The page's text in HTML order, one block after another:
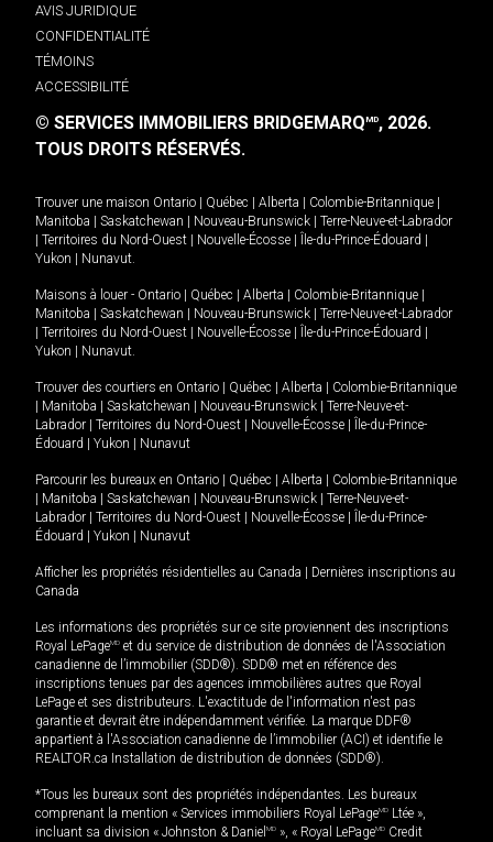
AVIS JURIDIQUE
CONFIDENTIALITÉ
TÉMOINS
ACCESSIBILITÉ
© SERVICES IMMOBILIERS BRIDGEMARQMD, 2026.
TOUS DROITS RÉSERVÉS.
Trouver une maison Ontario Québec Alberta Colombie-Britannique
Manitoba
Saskatchewan Nouveau-Brunswick
Terre-Neuve-et-Labrador
Territoires du Nord-Ouest Nouvelle-Écosse Île-du-Prince-Édouard
Yukon
Nunavut.
Maisons à louer - Ontario Québec Alberta Colombie-Britannique
Manitoba
Saskatchewan Nouveau-Brunswick
Terre-Neuve-et-Labrador
Territoires du Nord-Ouest Nouvelle-Écosse Île-du-Prince-Édouard
Yukon
Nunavut.
Trouver des courtiers en Ontario Québec Alberta
Colombie-Britannique
Manitoba Saskatchewan Nouveau-Brunswick
Terre-Neuve-et-
Labrador
Territoires du Nord-Ouest Nouvelle-Écosse
Île-du-Prince-
Édouard
Yukon Nunavut
Parcourir les bureaux en Ontario Québec Alberta
Colombie-Britannique
Manitoba Saskatchewan Nouveau-Brunswick
Terre-Neuve-et-
Labrador
Territoires du Nord-Ouest Nouvelle-Écosse
Île-du-Prince-
Édouard
Yukon Nunavut
Afficher les propriétés résidentielles au Canada
Dernières inscriptions au
Canada
Les informations des propriétés sur ce site proviennent des inscriptions
Royal LePageMD et du service de distribution de données de l'Association
canadienne de l’immobilier (SDD®). SDD® met en référence des
inscriptions tenues par des agences immobilières autres que Royal
LePage et ses distributeurs. L'exactitude de l'information n'est pas
garantie et devrait être indépendamment vérifiée. La marque DDF®
appartient à l'Association canadienne de l’immobilier (ACI) et identifie le
REALTOR.ca Installation de distribution de données (SDD®).
*Tous les bureaux sont des propriétés indépendantes. Les bureaux
comprenant la mention « Services immobiliers Royal LePageMD Ltée »,
incluant sa division « Johnston & Daniel MD », « Royal LePageMD Credit